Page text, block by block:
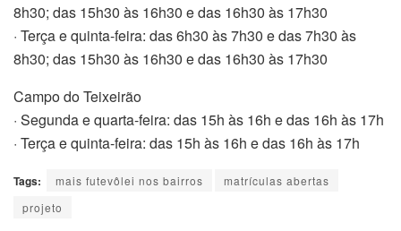
8h30; das 15h30 às 16h30 e das 16h30 às 17h30
· Terça e quinta-feira: das 6h30 às 7h30 e das 7h30 às
8h30; das 15h30 às 16h30 e das 16h30 às 17h30
Campo do Teixeirão
· Segunda e quarta-feira: das 15h às 16h e das 16h às 17h
· Terça e quinta-feira: das 15h às 16h e das 16h às 17h
Tags: mais futevôlei nos bairros
matrículas abertas
projeto